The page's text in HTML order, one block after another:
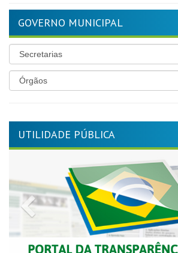
GOVERNO MUNICIPAL
UTILIDADE PÚBLICA
Previous